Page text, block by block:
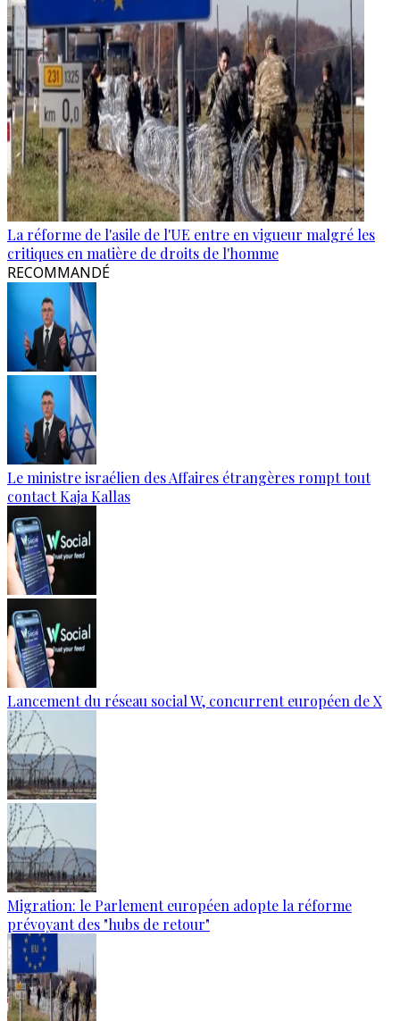
La réforme de l'asile de l'UE entre en vigueur malgré les
critiques en matière de droits de l'homme
RECOMMANDÉ
Le ministre israélien des Affaires étrangères rompt tout
contact Kaja Kallas
Lancement du réseau social W, concurrent européen de X
Migration: le Parlement européen adopte la réforme
prévoyant des "hubs de retour"